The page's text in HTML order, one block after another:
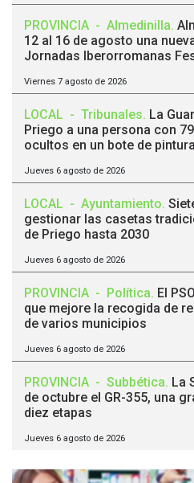
PROVINCIA - Almedinilla.
12 al 16 de agosto una
Jornadas Iberorromanas
Viernes 7 agosto de 2026
LOCAL - Tribunales. La
Priego a una persona con
ocultos en un bote de pintura
Jueves 6 agosto de 2026
LOCAL - Ayuntamiento.
gestionar las casetas
de Priego hasta 2030
Jueves 6 agosto de 2026
PROVINCIA - Política. El
que mejore la recogida de
de varios municipios
Jueves 6 agosto de 2026
PROVINCIA - Subbética. La
de octubre el GR-355, una
diez etapas
Jueves 6 agosto de 2026